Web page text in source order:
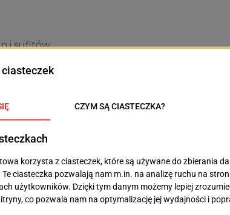
i sufitów,
centralnego ogrzewania, ciepłej
do budynku od strony wnętrza
prace konstrukcyjne wraz z
wszystkie instalacje, ułożone są